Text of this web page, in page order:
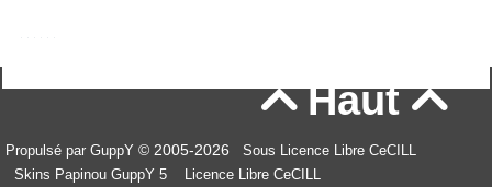
Haut
Propulsé par GuppY © 2005-2026
Sous Licence Libre CeCILL
Skins Papinou GuppY 5
Licence Libre CeCILL